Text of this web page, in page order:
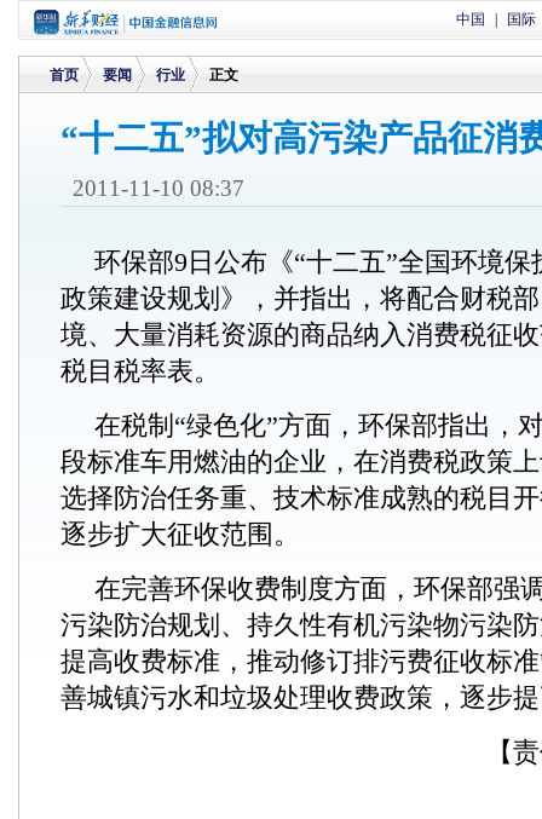
中国 国际
首页
>
要闻
>
行业
>
正文
“十二五”拟对高污染产品征消
2011-11-10 08:37
环保部9日公布《“十二五”全国环境
政策建设规划》，并指出，将配合财税
境、大量消耗资源的商品纳入消费税征
税目税率表。
在税制“绿色化”方面，环保部指出，
段标准车用燃油的企业，在消费税政策
选择防治任务重、技术标准成熟的税目
逐步扩大征收范围。
在完善环保收费制度方面，环保部强
污染防治规划、持久性有机污染物污染
提高收费标准，推动修订排污费征收标
善城镇污水和垃圾处理收费政策，逐步
【